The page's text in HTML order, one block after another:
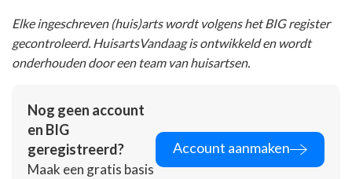
Elke ingeschreven (huis)arts wordt volgens het BIG register
gecontroleerd. HuisartsVandaag is ontwikkeld en wordt
onderhouden door een team van huisartsen.
Nog geen account
en BIG
geregistreerd?
Maak een gratis basis
Account aanmaken